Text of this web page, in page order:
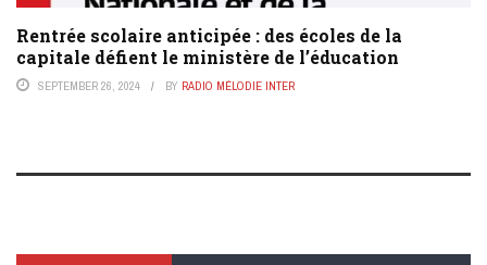
Rentrée scolaire anticipée : des écoles de la
capitale défient le ministère de l’éducation
SEPTEMBER 26, 2024 BY RADIO MÉLODIE INTER